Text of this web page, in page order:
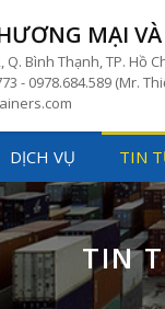
MẠI
Q. Bình Thạnh, TP. Hồ
- 0978.684.589 (Mr.
DỊCH VỤ TIN
TIN